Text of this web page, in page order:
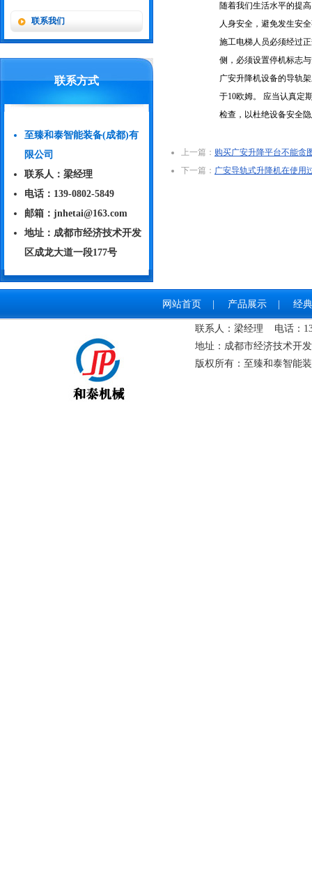
联系我们
联系方式
至臻和泰智能装备(成都)有
限公司
联系人：梁经理
电话：‭139-0802-5849‬
邮箱：jnhetai@163.com
地址：成都市经济技术开发
区成龙大道一段177号
随着我们生活水平的提
人身安全，避免发生安
施工电梯人员必须经过
侧，必须设置停机标志
广安升降机设备的导轨
于10欧姆。 应当认真定
检查，以杜绝设备安全
上一篇： 购买广安升降平台不能贪
下一篇： 广安导轨式升降机在使用
网站首页 产品展示 经
联系人：梁经理 电话：‭
地址：成都市经济技术开
版权所有：至臻和泰智能